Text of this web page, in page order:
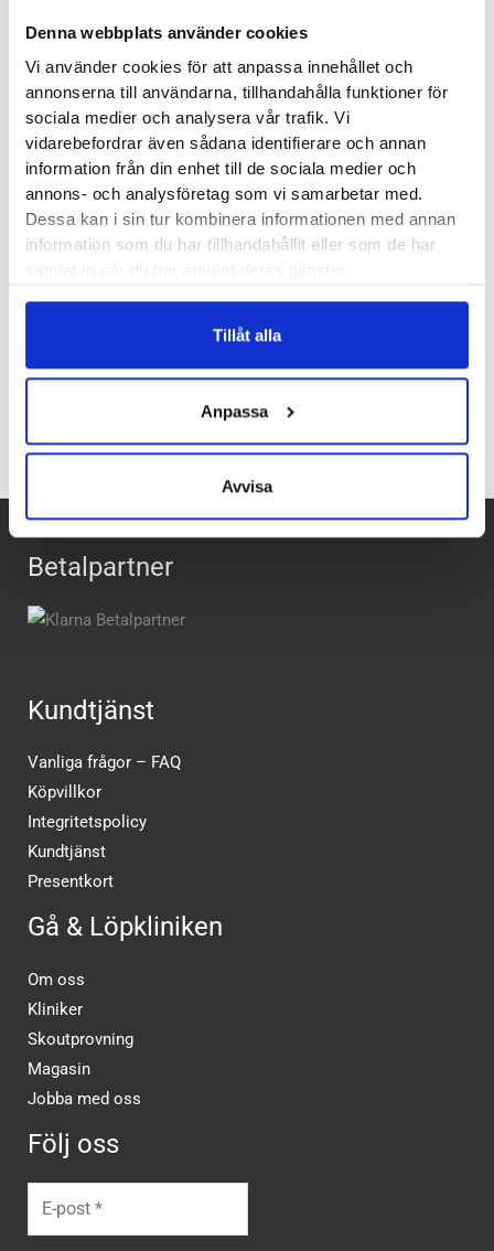
Denna webbplats använder cookies
Vi använder cookies för att anpassa innehållet och
annonserna till användarna, tillhandahålla funktioner för
sociala medier och analysera vår trafik. Vi
vidarebefordrar även sådana identifierare och annan
information från din enhet till de sociala medier och
annons- och analysföretag som vi samarbetar med.
Dessa kan i sin tur kombinera informationen med annan
information som du har tillhandahållit eller som de har
Tillåt alla
Anpassa
Avvisa
översätts bäst till styrka/stöd. Och det är precis hur vi
upplever Hoka One One Kaha GTX. Maximalt stötdämpad,
underbart rull och god stabilitet. Självklart vattentät ovandel
och med en slitsula från Vibram som ger gott grepp. Behövs
något mer? Nej.
Läst:Normal
Material:Vattentätt membran, nubuck
Butiker:Umeå
Recensioner
Betalpartner
Kundtjänst
Vanliga frågor – FAQ
Köpvillkor
Integritetspolicy
Kundtjänst
Presentkort
Gå & Löpkliniken
Om oss
Kliniker
Skoutprovning
Magasin
Jobba med oss
Följ oss